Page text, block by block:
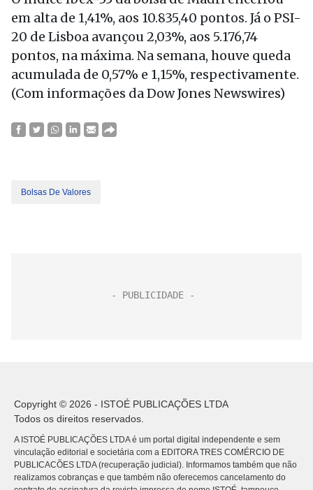
em alta de 1,41%, aos 10.835,40 pontos. Já o PSI-
20 de Lisboa avançou 2,03%, aos 5.176,74
pontos, na máxima. Na semana, houve queda
acumulada de 0,57% e 1,15%, respectivamente.
(Com informações da Dow Jones Newswires)
Bolsas De Valores
Copyright © 2026 - ISTOÉ PUBLICAÇÕES LTDA
Todos os direitos reservados.
A ISTOÉ PUBLICAÇÕES LTDA é um portal digital independente e sem
vinculação editorial e societária com a EDITORA TRES COMÉRCIO DE
PUBLICACÕES LTDA (recuperação judicial). Informamos também que não
realizamos cobranças e que também não oferecemos cancelamento do